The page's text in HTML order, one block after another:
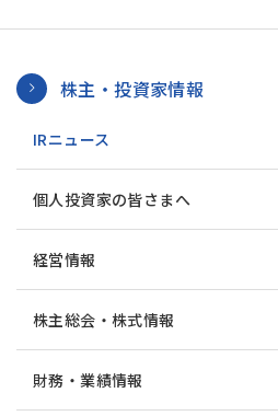
株主・投資家情報
IRニュース
個人投資家の皆さまへ
経営情報
株主総会・株式情報
財務・業績情報